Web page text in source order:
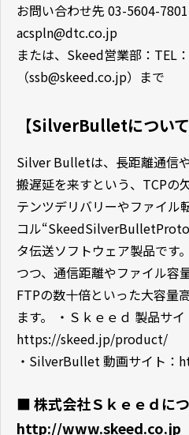
お問い合わせ先 03-5604-7801
acspln@dtc.co.jp
または、Skeed営業部：TEL
（ssb@skeed.co.jp）まで
【SilverBulletについて
Silver Bulletは、長距離通信
搬遅延を来すという、TCPの
テンツデリバリーやファイル
コル
タ伝送ソフトウェア製品です
つつ、通信距離やファイル容
FTPの数十倍といった大容量
ます。 ・Ｓｋｅｅｄ 製品サイ
https://skeed.jp/product/
・SilverBullet 動画サイト：
■ 株式会社Ｓｋｅｅｄにつ
http://www.skeed.co.jp